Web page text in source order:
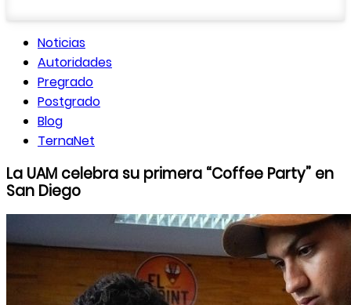
Noticias
Autoridades
Pregrado
Postgrado
Blog
TernaNet
La UAM celebra su primera “Coffee Party” en
San Diego